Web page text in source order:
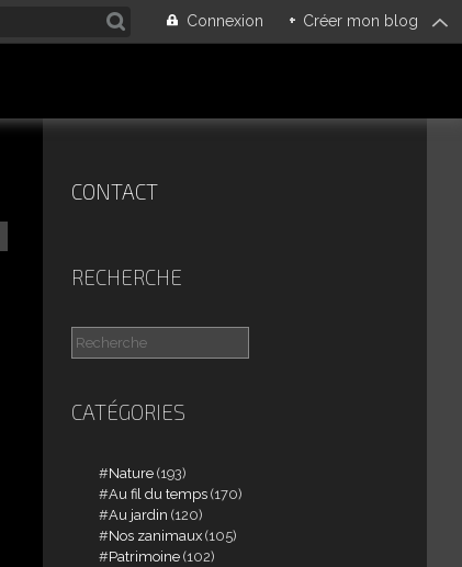
Connexion + Créer mon blog
CONTACT
RECHERCHE
CATÉGORIES
Nature (193)
Au fil du temps (170)
Au jardin (120)
Nos zanimaux (105)
Patrimoine (102)